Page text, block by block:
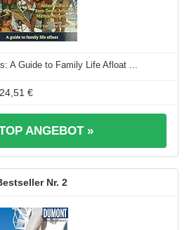
A Guide to Family Life Afloat ...
24,51 €
ANGEBOT »
2